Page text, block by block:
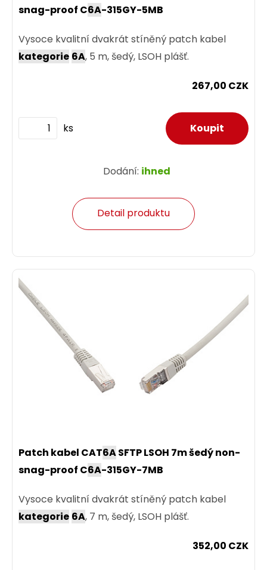
snag-proof C6A-315GY-5MB
Vysoce kvalitní dvakrát stíněný patch kabel
kategorie 6A, 5 m, šedý, LSOH plášť.
267,00 CZK
ks
Dodání: ihned
Detail produktu
Patch kabel CAT6ASFTP LSOH 7m šedý non-
snag-proof C6A-315GY-7MB
Vysoce kvalitní dvakrát stíněný patch kabel
kategorie 6A, 7 m, šedý, LSOH plášť.
352,00 CZK